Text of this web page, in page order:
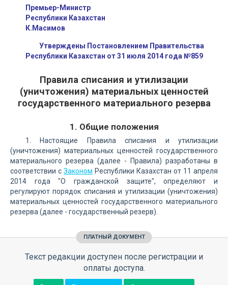
Премьер-Министр
Республики Казахстан
К.Масимов
Утверждены Постановлением Правительства
Республики Казахстан от 31 июля 2014 года №859
Правила списания и утилизации
(уничтожения) материальных ценностей
государственного материального резерва
1. Общие положения
1. Настоящие Правила списания и утилизации
(уничтожения) материальных ценностей государственного
материального резерва (далее - Правила) разработаны в
соответствии с Законом Республики Казахстан от 11 апреля
2014 года "О гражданской защите", определяют и
регулируют порядок списания и утилизации (уничтожения)
материальных ценностей государственного материального
резерва (далее - государственный резерв).
ПЛАТНЫЙ ДОКУМЕНТ
Текст редакции доступен после регистрации и
оплаты доступа.